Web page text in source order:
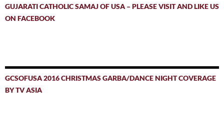
GUJARATI CATHOLIC SAMAJ OF USA – PLEASE VISIT AND LIKE US
ON FACEBOOK
GCSOFUSA 2016 CHRISTMAS GARBA/DANCE NIGHT COVERAGE
BY TV ASIA